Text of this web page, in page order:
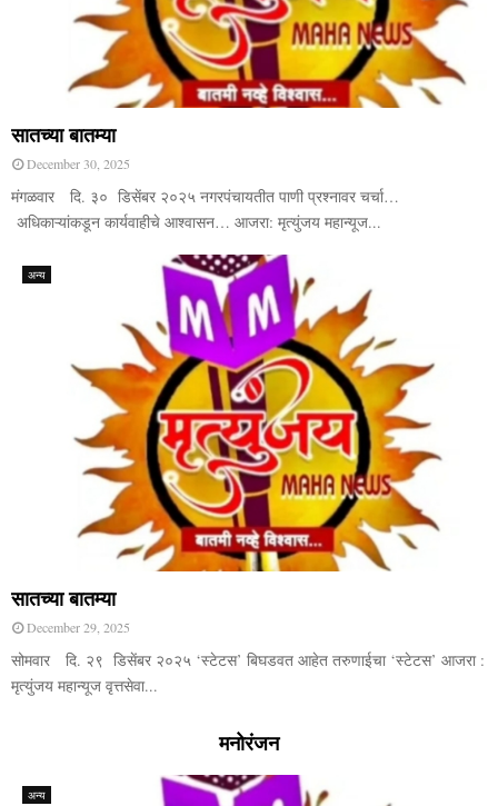
सातच्या बातम्या
December 30, 2025
मंगळवार दि. ३० डिसेंबर २०२५ नगरपंचायतीत पाणी प्रश्नावर चर्चा…
अधिकाऱ्यांकडून कार्यवाहीचे आश्वासन… आजरा: मृत्युंजय महान्यूज...
अन्य
सातच्या बातम्या
December 29, 2025
सोमवार दि. २९ डिसेंबर २०२५ ‘स्टेटस’ बिघडवत आहेत तरुणाईचा ‘स्टेटस’ आजरा :
मृत्युंजय महान्यूज वृत्तसेवा...
मनोरंजन
अन्य